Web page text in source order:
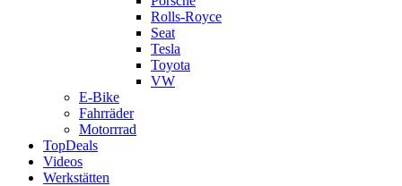
Rolls-Royce
Seat
Tesla
Toyota
VW
E-Bike
Fahrräder
Motorrrad
TopDeals
Videos
Werkstätten